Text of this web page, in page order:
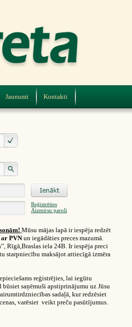
Jaunumi Kontakti
Reģistrēties
Aizmirsu paroli
Mūsu mājas lapā ir iespēja redzēt
ar PVNun iegādāties preces mazumā.
Rīgā,Braslas iela 24B. Ir iespēja preci
starpniecību maksājot attiecīgā izmēra
reģistrējies, lai iegūtu
saņēmuši apstiprinājumu uz Jūsu
sadaļā, kur redzēsiet
varēsiet veikt preču pasūtījumus.